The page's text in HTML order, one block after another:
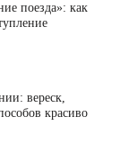
поезда»: как
вереск,
красиво